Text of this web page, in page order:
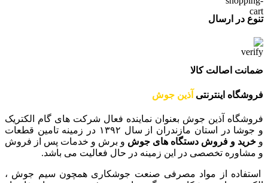
تنوع در ارسال
ضمانت اصالت کالا
فروشگاه اینترنتی آذین جوش
فروشگاه آذین جوش بعنوان نماینده فعال شرکت های گام الکتریک
و جوشا در استان مازندران از سال ۱۳۹۲ در زمینه تامین قطعات
و خرید و فروش دستگاه های جوش و برش و خدمات پس از فروش
و مشاوره تخصصی در این زمینه در حال فعالیت می باشد.
استفاده از مواد مصرفی صنعت جوشکاری همچون سیم جوش ،